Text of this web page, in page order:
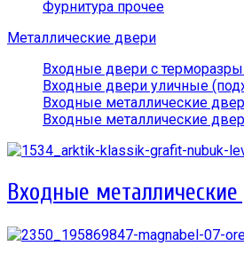
Фурнитура прочее
Металлические двери
Входные двери с
Входные двери уличные
Входные металлические
Входные металлические
Входные